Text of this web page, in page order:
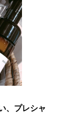
、プレシャ